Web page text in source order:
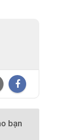
bạn